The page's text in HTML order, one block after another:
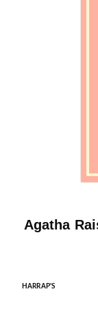
Agatha
HARRAP'S